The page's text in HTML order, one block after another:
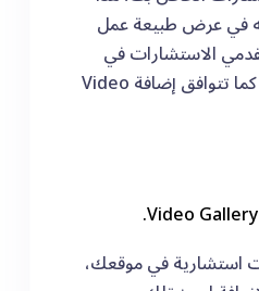
في عرض طبيعة عمل
الاستشارات في
موقعك من خلال الفيديو. كما تتوافق إضافة Video
استشارية في موقعك،